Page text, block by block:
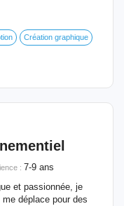
Création graphique
: 7-9 ans
et passionnée, je
déplace pour des